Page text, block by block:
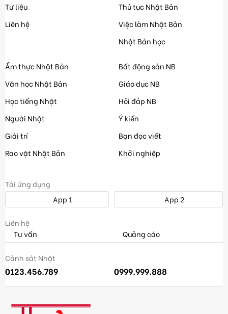
Tư liệu
Liên hệ
Thủ tục Nhật Bản
Việc làm Nhật Bản
Nhật Bản học
Ẩm thực Nhật Bản
Văn học Nhật Bản
Học tiếng Nhật
Người Nhật
Giải trí
Rao vặt Nhật Bản
Bất động sản NB
Giáo dục NB
Hỏi đáp NB
Ý kiến
Bạn đọc viết
Khởi nghiệp
Tải ứng dụng
App 1
App 2
Liên hệ
Tư vấn
Quảng cáo
Cảnh sát Nhật
0123.456.789 0999.999.888